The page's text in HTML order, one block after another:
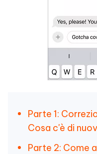
Parte 1:
Cosa c'è di
Parte 2: Come